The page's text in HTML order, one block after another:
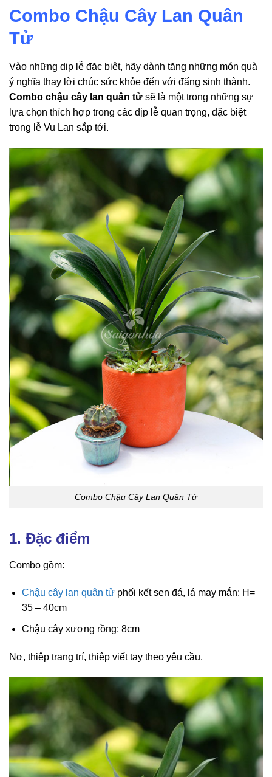
Combo Chậu Cây Lan Quân
Tử
Vào những dịp lễ đặc biệt, hãy dành tặng những món quà
ý nghĩa thay lời chúc sức khỏe đến với đấng sinh thành.
Combo chậu cây lan quân tử sẽ là một trong những sự
lựa chọn thích hợp trong các dịp lễ quan trọng, đặc biệt
trong lễ Vu Lan sắp tới.
Combo Chậu Cây Lan Quân Tử
1. Đặc điểm
Combo gồm:
Chậu cây lan quân tửphối kết sen đá, lá may mắn: H=
35 – 40cm
Chậu cây xương rồng: 8cm
Nơ, thiệp trang trí, thiệp viết tay theo yêu cầu.